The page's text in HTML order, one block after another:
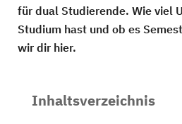
für dual Studierende. Wie viel
Studium hast und ob es
wir dir hier.
Inhaltsverzeichnis